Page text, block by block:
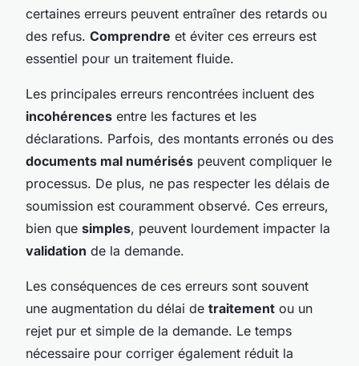
certaines erreurs peuvent entraîner des retards ou
des refus. Comprendre et éviter ces erreurs est
essentiel pour un traitement fluide.
Les principales erreurs rencontrées incluent des
incohérences entre les factures et les
déclarations. Parfois, des montants erronés ou des
documents mal numérisés peuvent compliquer le
processus. De plus, ne pas respecter les délais de
soumission est couramment observé. Ces erreurs,
bien que simples, peuvent lourdement impacter la
validation de la demande.
Les conséquences de ces erreurs sont souvent
une augmentation du délai de traitement ou un
rejet pur et simple de la demande. Le temps
nécessaire pour corriger également réduit la